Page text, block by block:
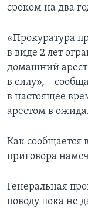
сроком на два
«Прокуратура
в виде 2 лет
домашний арест
в силу», –
в настоящее
арестом в
Как сообщается
приговора
Генеральная
поводу пока не